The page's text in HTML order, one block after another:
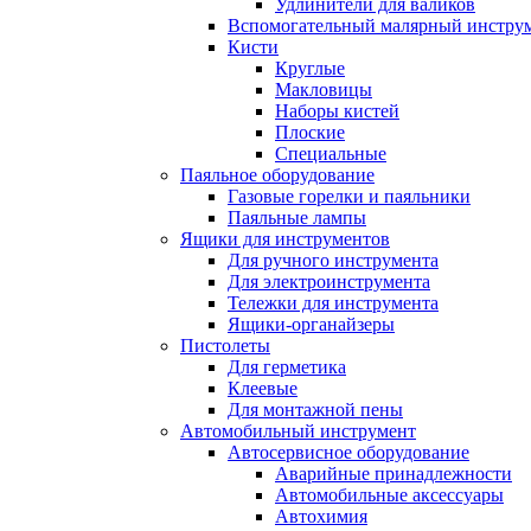
Удлинители для валиков
Вспомогательный малярный
Кисти
Круглые
Макловицы
Наборы кистей
Плоские
Специальные
Паяльное оборудование
Газовые горелки и паяльники
Паяльные лампы
Ящики для инструментов
Для ручного инструмента
Для электроинструмента
Тележки для инструмента
Ящики-органайзеры
Пистолеты
Для герметика
Клеевые
Для монтажной пены
Автомобильный инструмент
Автосервисное оборудование
Аварийные принадлежности
Автомобильные аксессуары
Автохимия